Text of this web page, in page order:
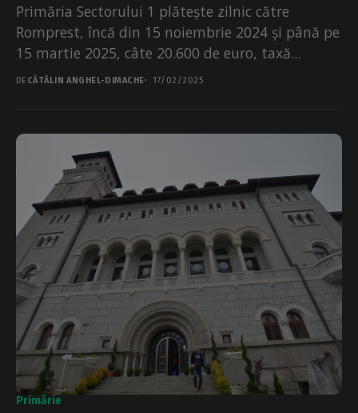
Primăria Sectorului 1 plătește zilnic către
Romprest, încă din 15 noiembrie 2024 și până pe
15 martie 2025, câte 20.600 de euro, taxă...
DE CĂTĂLIN ANGHEL-DIMACHE 17/02/2025
Primărie